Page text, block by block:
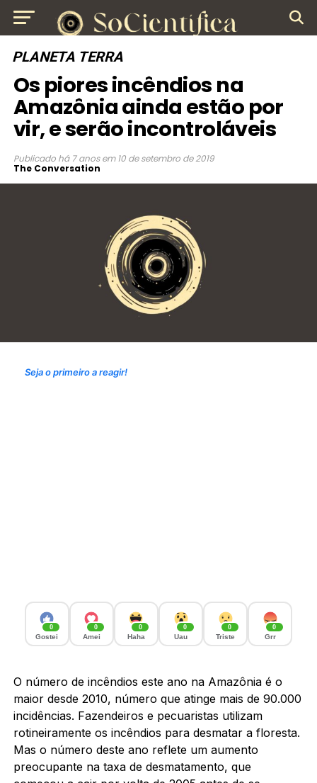
PLANETA TERRA
Os piores incêndios na
Amazônia ainda estão por
vir, e serão incontroláveis
Publicado há 7 anos em 10 de setembro de 2019
The Conversation
Seja o primeiro a reagir!
0
Gostei
0
Amei
0
Haha
0
Uau
0
Triste
0
Grr
O número de incêndios este ano na Amazônia é o
maior desde 2010, número que atinge mais de 90.000
incidências. Fazendeiros e pecuaristas utilizam
rotineiramente os incêndios para desmatar a floresta.
Mas o número deste ano reflete um aumento
preocupante na taxa de desmatamento, que